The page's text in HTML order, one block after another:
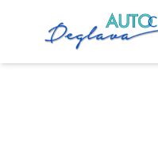
Главная Услуги